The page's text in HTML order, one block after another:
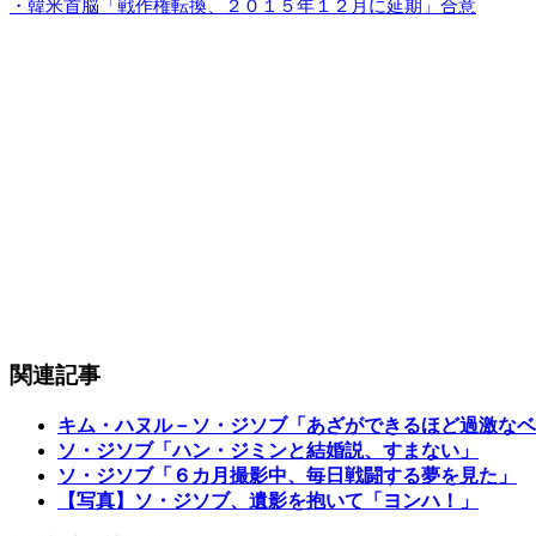
・韓米首脳「戦作権転換、２０１５年１２月に延期」合意
関連記事
キム・ハヌル－ソ・ジソブ「あざができるほど過激な
ソ・ジソブ「ハン・ジミンと結婚説、すまない」
ソ・ジソブ「６カ月撮影中、毎日戦闘する夢を見た」
【写真】ソ・ジソブ、遺影を抱いて「ヨンハ！」